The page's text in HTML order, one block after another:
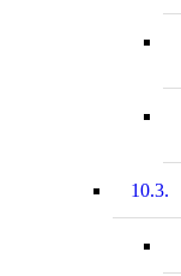
10.3.